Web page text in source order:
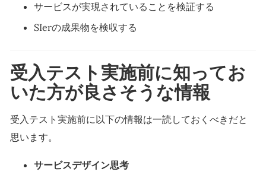
サービスが実現されていることを検証する
SIerの成果物を検収する
受入テスト実施前に知ってお
いた方が良さそうな情報
受入テスト実施前に以下の情報は一読しておくべきだと
思います。
サービスデザイン思考